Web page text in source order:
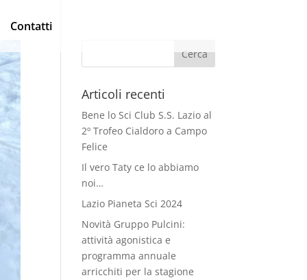
Contatti
Articoli recenti
Bene lo Sci Club S.S. Lazio al
2º Trofeo Cialdoro a Campo
Felice
Il vero Taty ce lo abbiamo
noi…
Lazio Pianeta Sci 2024
Novità Gruppo Pulcini:
attività agonistica e
programma annuale
arricchiti per la stagione